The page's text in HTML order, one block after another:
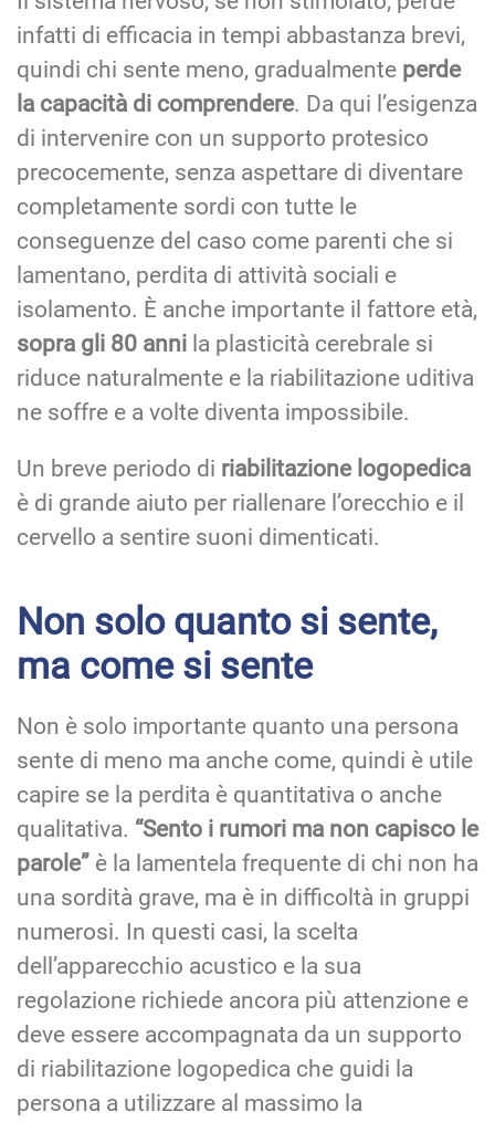
infatti di efficacia in tempi abbastanza brevi,
quindi chi sente meno, gradualmente perde
la capacità di comprendere. Da qui l’esigenza
di intervenire con un supporto protesico
precocemente, senza aspettare di diventare
completamente sordi con tutte le
conseguenze del caso come parenti che si
lamentano, perdita di attività sociali e
isolamento. È anche importante il fattore età,
sopra gli 80 anni la plasticità cerebrale si
riduce naturalmente e la riabilitazione uditiva
ne soffre e a volte diventa impossibile.
Un breve periodo di riabilitazione logopedica
è di grande aiuto per riallenare l’orecchio e il
cervello a sentire suoni dimenticati.
Non solo quanto si sente,
ma come si sente
Non è solo importante quanto una persona
sente di meno ma anche come, quindi è utile
capire se la perdita è quantitativa o anche
qualitativa. “Sento i rumori ma non capisco le
parole” è la lamentela frequente di chi non ha
una sordità grave, ma è in difficoltà in gruppi
numerosi. In questi casi, la scelta
dell’apparecchio acustico e la sua
regolazione richiede ancora più attenzione e
deve essere accompagnata da un supporto
di riabilitazione logopedica che guidi la
persona a utilizzare al massimo la